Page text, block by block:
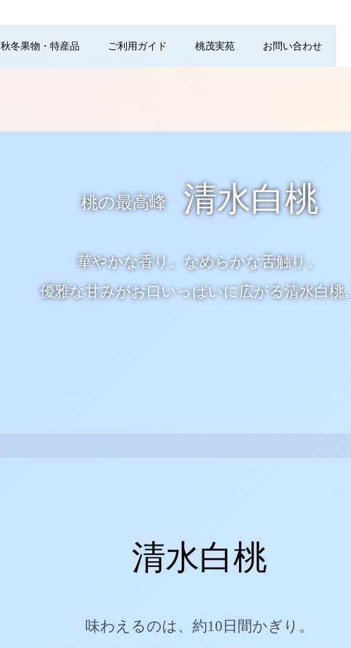
秋冬果物・特産品 ご利用ガイド 桃茂実苑 お問い合わせ
桃の最高峰 清水白桃
華やかな香り。なめらかな舌触り。
優雅な甘みがお口いっぱいに広がる清水白桃。
清水白桃
味わえるのは、約10日間かぎり。